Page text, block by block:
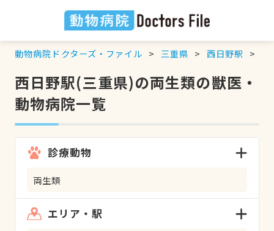
動物病院ドクターズ・ファイル 三重県 西日野駅
西日野駅(三重県)の両生類の獣医・
動物病院一覧
診療動物
両生類
エリア・駅